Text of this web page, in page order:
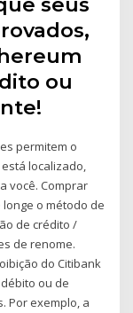
ou
permitem o
localizado,
você. Comprar
longe o método de
de crédito /
de renome.
do Citibank
ou de
Por exemplo, a